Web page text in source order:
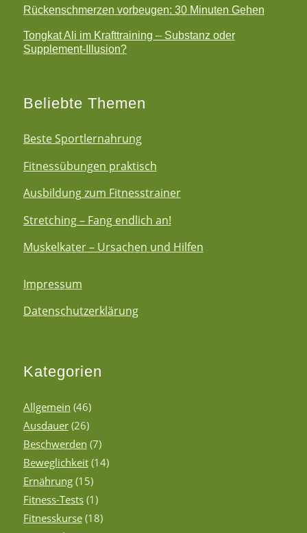
Rückenschmerzen vorbeugen: 30 Minuten Gehen
Tongkat Ali im Krafttraining – Substanz oder
Supplement-Illusion?
Beliebte Themen
Beste Sportlernahrung
Fitnessübungen praktisch
Ausbildung zum Fitnesstrainer
Stretching – Fang endlich an!
Muskelkater – Ursachen und Hilfen
Impressum
Datenschutzerklärung
Kategorien
Allgemein (46)
Ausdauer(26)
Beschwerden (7)
Beweglichkeit(14)
Ernährung(15)
Fitness-Tests(1)
Fitnesskurse(18)